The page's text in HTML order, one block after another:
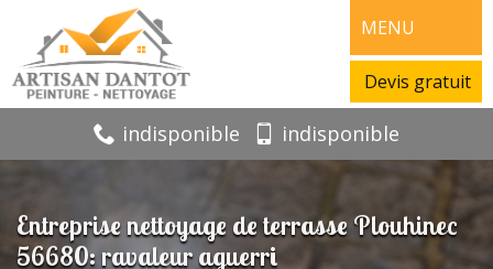
MENU
Devis gratuit
indisponible indisponible
Entreprise nettoyage de terrasse Plouhinec
56680: ravaleur aguerri